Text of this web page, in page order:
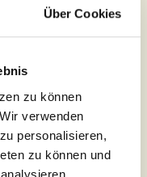
Über Cookies
zu können
verwenden
personalisieren,
zu können und